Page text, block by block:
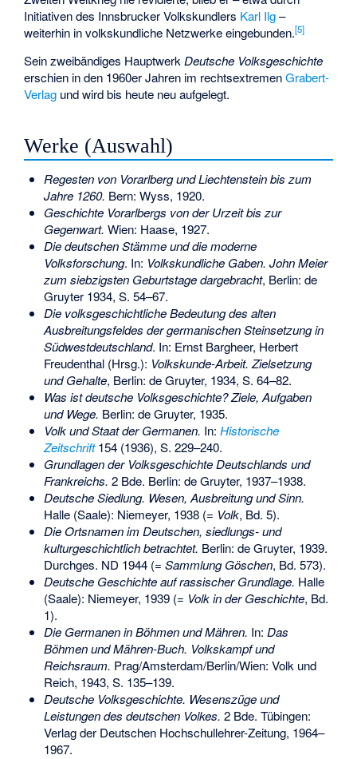
Initiativen des Innsbrucker Volkskundlers Karl Ilg–
weiterhin in volkskundliche Netzwerke eingebunden.[5]
Sein zweibändiges HauptwerkDeutsche Volksgeschichte
erschien in den 1960er Jahren im rechtsextremenGrabert-
Verlag und wird bis heute neu aufgelegt.
Werke (Auswahl)
Regesten von Vorarlberg und Liechtenstein bis zum
Jahre 1260. Bern: Wyss, 1920.
Geschichte Vorarlbergs von der Urzeit bis zur
Gegenwart. Wien: Haase, 1927.
Die deutschen Stämme und die moderne
Volksforschung. In: Volkskundliche Gaben. John Meier
zum siebzigsten Geburtstage dargebracht, Berlin: de
Gruyter 1934, S. 54–67.
Die volksgeschichtliche Bedeutung des alten
Ausbreitungsfeldes der germanischen Steinsetzung in
Südwestdeutschland. In: Ernst Bargheer, Herbert
Freudenthal (Hrsg.): Volkskunde-Arbeit. Zielsetzung
und Gehalte, Berlin: de Gruyter, 1934, S. 64–82.
Was ist deutsche Volksgeschichte? Ziele, Aufgaben
und Wege. Berlin: de Gruyter, 1935.
Volk und Staat der Germanen. In: Historische
Zeitschrift154 (1936), S. 229–240.
Grundlagen der Volksgeschichte Deutschlands und
Frankreichs. 2 Bde. Berlin: de Gruyter, 1937–1938.
Deutsche Siedlung. Wesen, Ausbreitung und Sinn.
Halle (Saale): Niemeyer, 1938 (= Volk, Bd. 5).
Die Ortsnamen im Deutschen, siedlungs- und
kulturgeschichtlich betrachtet. Berlin: de Gruyter, 1939.
Durchges. ND 1944 (= Sammlung Göschen, Bd. 573).
Deutsche Geschichte auf rassischer Grundlage. Halle
(Saale): Niemeyer, 1939 (= Volk in der Geschichte, Bd.
1).
Die Germanen in Böhmen und Mähren. In: Das
Böhmen und Mähren-Buch. Volkskampf und
Reichsraum. Prag/Amsterdam/Berlin/Wien: Volk und
Reich, 1943, S. 135–139.
Deutsche Volksgeschichte. Wesenszüge und
Leistungen des deutschen Volkes. 2 Bde. Tübingen:
Verlag der Deutschen Hochschullehrer-Zeitung, 1964–
1967.